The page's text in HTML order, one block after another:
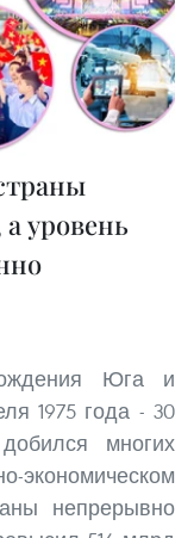
уровень
Юга и
1975 года - 30
многих
экономическом
непрерывно